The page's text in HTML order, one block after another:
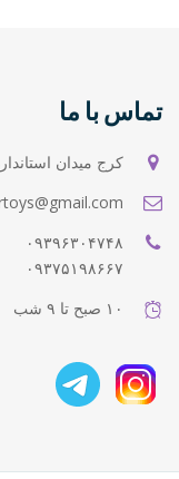
تماس با ما
کرج میدان
۰۹۳۹۶۳۰۴۷۴۸
۰۹۳۷۵۱۹۸۶۶۷
۱۰ صبح تا ۹ شب